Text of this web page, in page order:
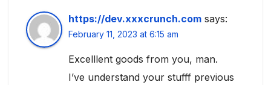
https://dev.xxxcrunch.com says:
February 11, 2023 at 6:15 am
Excelllent goods from you, man.
I’ve understand your stufff previous